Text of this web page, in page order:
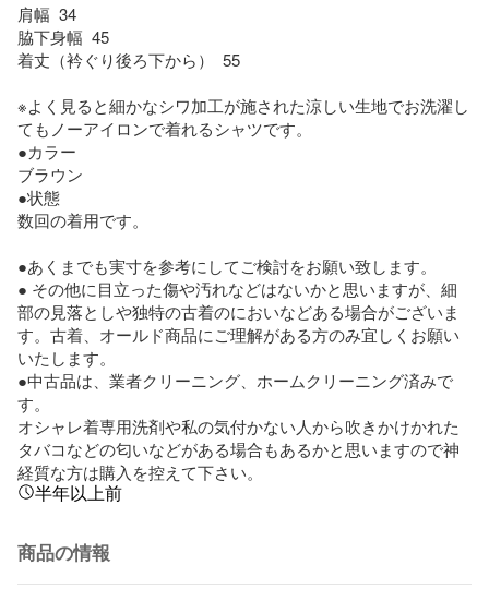
肩幅  34
脇下身幅  45
着丈（衿ぐり後ろ下から）  55
※よく見ると細かなシワ加工が施された涼しい生地でお洗濯し
てもノーアイロンで着れるシャツです。
●カラー
ブラウン
●状態
数回の着用です。
●あくまでも実寸を参考にしてご検討をお願い致します。
● その他に目立った傷や汚れなどはないかと思いますが、細
部の見落としや独特の古着のにおいなどある場合がございま
す。古着、オールド商品にご理解がある方のみ宜しくお願い
いたします。
●中古品は、業者クリーニング、ホームクリーニング済みで
す。
オシャレ着専用洗剤や私の気付かない人から吹きかけかれた
タバコなどの匂いなどがある場合もあるかと思いますので神
経質な方は購入を控えて下さい。
半年以上前
商品の情報